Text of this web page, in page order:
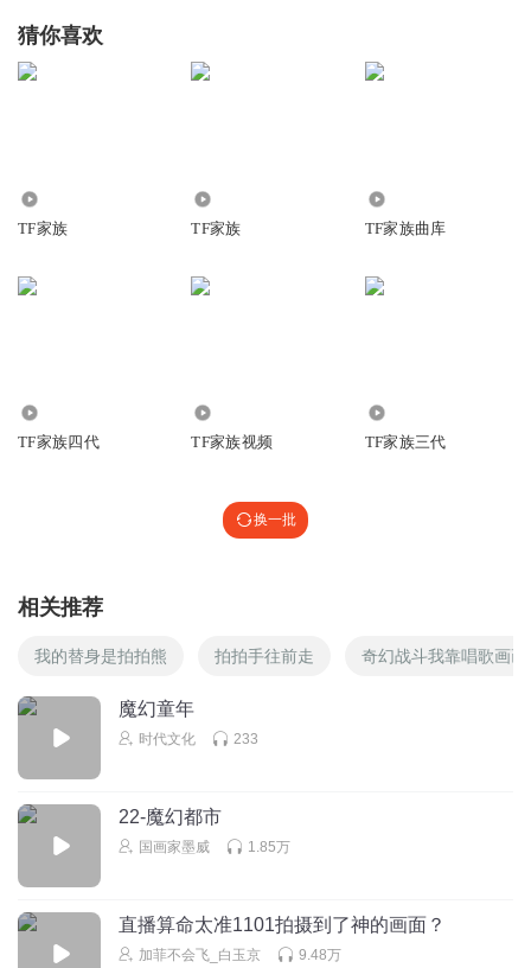
猜你喜欢
TF家族 TF家族 TF家族曲库
TF家族四代 TF家族视频 TF家族三代
换一批
相关推荐
我的替身是拍拍熊 拍拍手往前走 奇幻战斗我靠唱歌画画
魔幻童年
时代文化 233
22-魔幻都市
国画家墨威 1.85万
直播算命太准1101拍摄到了神的画面？
加菲不会飞_白玉京 9.48万